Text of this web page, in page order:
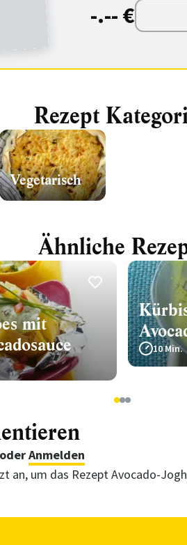
-.-- €
Rezept
Vegetarisch
Ähnliche
mit
10 Min.
123
oderAnmelden
an, um das Rezept Avocado-